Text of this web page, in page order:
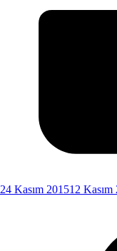
24 Kasım 201512 Kasım